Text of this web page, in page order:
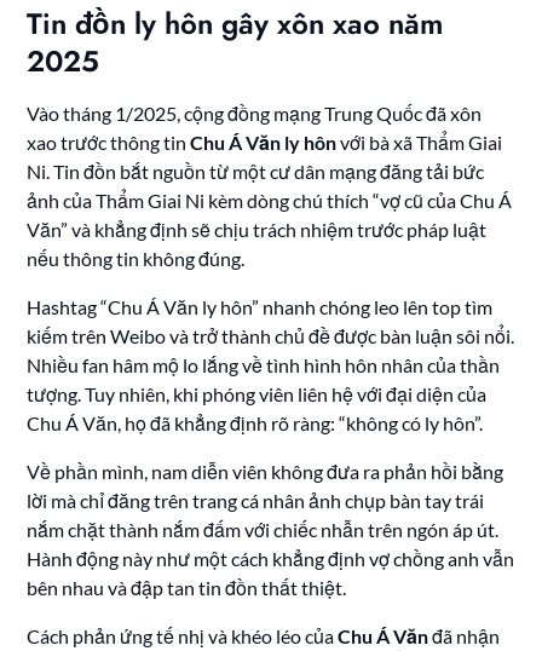
Tin đồn ly hôn gây xôn xao năm
2025
Vào tháng 1/2025, cộng đồng mạng Trung Quốc đã xôn
xao trước thông tinChu Á Văn ly hônvới bà xã Thẩm Giai
Ni. Tin đồn bắt nguồn từ một cư dân mạng đăng tải bức
ảnh của Thẩm Giai Ni kèm dòng chú thích “vợ cũ của Chu Á
Văn” và khẳng định sẽ chịu trách nhiệm trước pháp luật
nếu thông tin không đúng.
Hashtag “Chu Á Văn ly hôn” nhanh chóng leo lên top tìm
kiếm trên Weibo và trở thành chủ đề được bàn luận sôi nổi.
Nhiều fan hâm mộ lo lắng về tình hình hôn nhân của thần
tượng. Tuy nhiên, khi phóng viên liên hệ với đại diện của
Chu Á Văn, họ đã khẳng định rõ ràng: “không có ly hôn”.
Về phần mình, nam diễn viên không đưa ra phản hồi bằng
lời mà chỉ đăng trên trang cá nhân ảnh chụp bàn tay trái
nắm chặt thành nắm đấm với chiếc nhẫn trên ngón áp út.
Hành động này như một cách khẳng định vợ chồng anh vẫn
bên nhau và đập tan tin đồn thất thiệt.
Cách phản ứng tế nhị và khéo léo củaChu Á Vănđã nhận